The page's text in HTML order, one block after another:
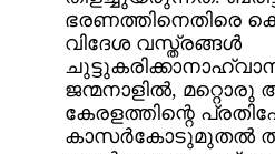
ഭരണത്തിനെതിരെ
വിദേശ വസ്ത്രങ്ങള്‍
ജന്മനാളില്‍, മറ്റൊരു
കേരളത്തിന്റെ
കാസര്‍കോടുമുതല്‍